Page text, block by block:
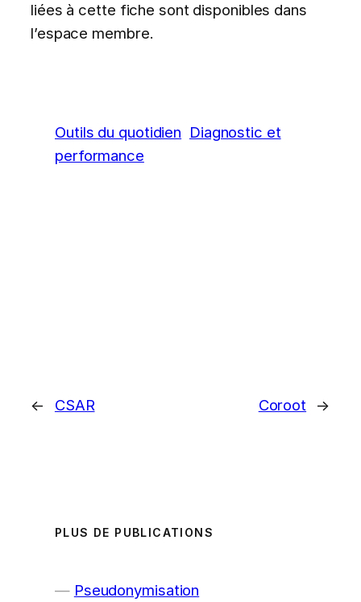
liées à cette fiche sont disponibles dans
l’espace membre.
Outils du quotidien Diagnostic et
performance
← CSAR Coroot →
PLUS DE PUBLICATIONS
Pseudonymisation